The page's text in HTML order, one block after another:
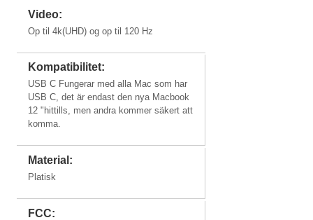
Mac Mini
2018+
med USB-C
Video:
Op til 4k(UHD) og op til 120 Hz
Kompatibilitet:
USB C Fungerar med alla Mac som har
USB C, det är endast den nya Macbook
12 "hittills, men andra kommer säkert att
komma.
Material:
Platisk
FCC: